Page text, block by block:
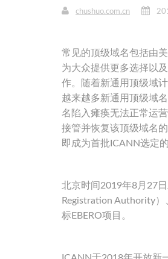
chushuo.com.cn
常见的顶级域名包括由美
为大众提供更多选择以
作。随着新通用顶级域
越来越多新通用顶级域
名陷入瘫痪无法正常运
接管并恢复该顶级域名
即成为首批ICANN选定
北京时间2019年8月27
Registration Authority
标EBERO项目。